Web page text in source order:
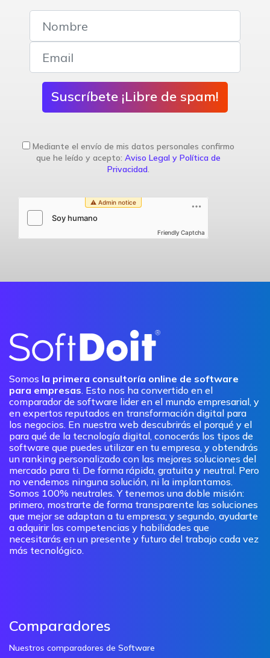
Suscríbete ¡Libre de spam!
Mediante el envío de mis datos personales confirmo
que he leído y acepto: Aviso Legal y Política de
Privacidad.
Friendly Captcha
Somos la primera consultoría online de software
para empresas. Esto nos ha convertido en el
comparador de software lider en el mundo empresarial, y
en expertos reputados en transformación digital para
los negocios. En nuestra web descubrirás el porqué y el
para qué de la tecnología digital, conocerás los tipos de
software que puedes utilizar en tu empresa, y obtendrás
un ranking personalizado con las mejores soluciones del
mercado para ti. De forma rápida, gratuita y neutral. Pero
no vendemos ninguna solución, ni la implantamos.
Somos 100% neutrales. Y tenemos una doble misión:
primero, mostrarte de forma transparente las soluciones
que mejor se adaptan a tu empresa; y segundo, ayudarte
a adquirir las competencias y habilidades que
necesitarás en un presente y futuro del trabajo cada vez
más tecnológico.
Comparadores
Nuestros comparadores de Software